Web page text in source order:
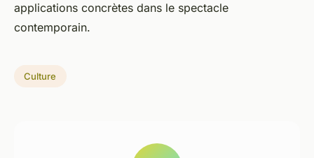
applications concrètes dans le spectacle
contemporain.
Culture